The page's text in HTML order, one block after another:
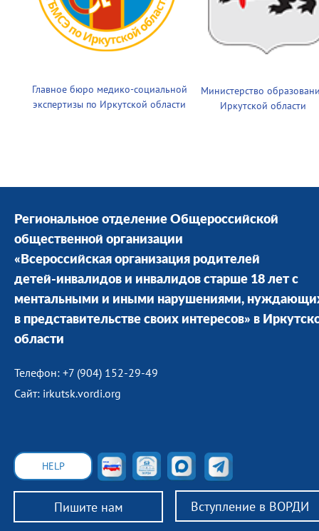
Главное бюро медико-социальной
экспертизы по Иркутской области
Министерство
Иркутской области
Региональное отделение Общероссийской
общественной организации
«Всероссийская организация родителей
детей-инвалидов и инвалидов старше 18 лет с
ментальными и иными нарушениями,
в представительстве своих интересов» в
области
Телефон: +7 (904) 152-29-49
Сайт: irkutsk.vordi.org
Пишите нам Вступление в ВОРДИ
HELP